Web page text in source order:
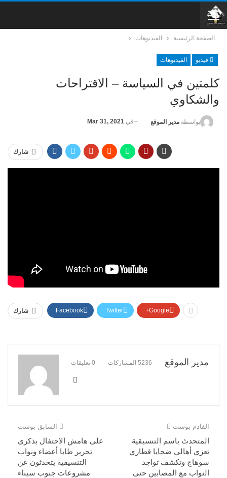
الصفحة الرئيسية الفيديوهات
فيديو الفيديوهات
كلمتين في السياسة – الاقتراحات
والشكاوي
بواسطة مدير الموقع في Mar 31, 2021
شارك
شارك Facebook Twitter Google+
مدير الموقع 5236 المشاركات 0 تعليقات
السابق بوست
على هامش الاحتفال بذكرى
تحرير طابا أعضاء ونواب
التنسيقية يتحدثون عن
مشروعات جنوب سيناء
القادم بوست
المتحدث باسم التنسيقية
تعزي أهالي ضحايا قطاري
سوهاج وتكشف تواجد
النواب مع المصابين حتى